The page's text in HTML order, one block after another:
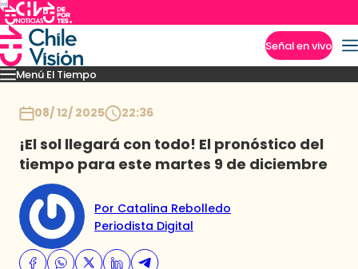
Señal en vivo
Menú El Tiempo
Pronóstico Novedades
08/ 12/ 2025 22:36
¡El sol llegará con todo! El pronóstico del
tiempo para este martes 9 de diciembre
Por Catalina Rebolledo
Periodista Digital
Imperdibles